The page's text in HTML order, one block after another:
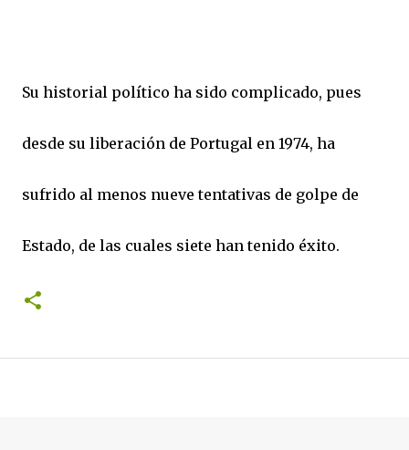
Su historial político ha sido complicado, pues
desde su liberación de Portugal en 1974, ha
sufrido al menos nueve tentativas de golpe de
Estado, de las cuales siete han tenido éxito.